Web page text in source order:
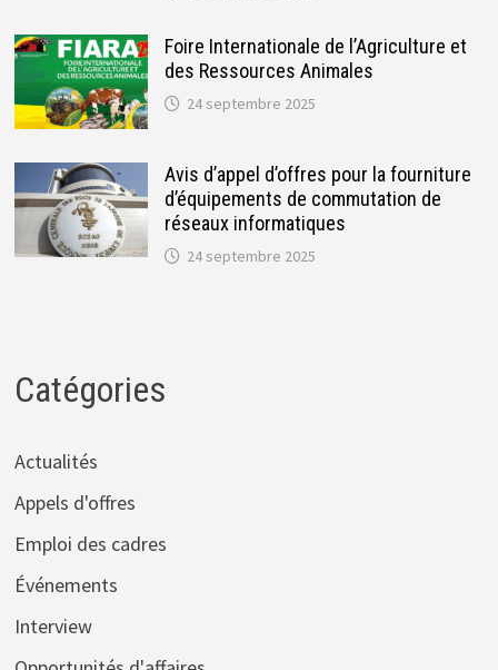
Foire Internationale de l’Agriculture et
des Ressources Animales
24 septembre 2025
Avis d’appel d’offres pour la fourniture
d’équipements de commutation de
réseaux informatiques
24 septembre 2025
Catégories
Actualités
Appels d'offres
Emploi des cadres
Événements
Interview